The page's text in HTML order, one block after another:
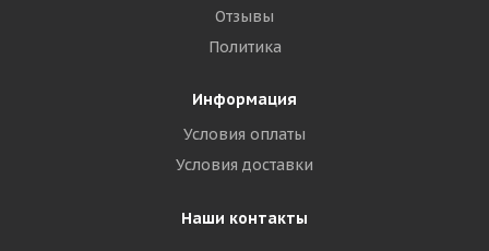
Отзывы
Политика
Информация
Условия оплаты
Условия доставки
Наши контакты